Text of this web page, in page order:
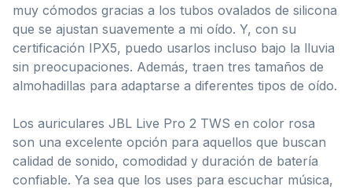
muy cómodos gracias a los tubos ovalados de silicona
que se ajustan suavemente a mi oído. Y, con su
certificación IPX5, puedo usarlos incluso bajo la lluvia
sin preocupaciones. Además, traen tres tamaños de
almohadillas para adaptarse a diferentes tipos de oído.
Los auriculares JBL Live Pro 2 TWS en color rosa
son una excelente opción para aquellos que buscan
calidad de sonido, comodidad y duración de batería
confiable. Ya sea que los uses para escuchar música,